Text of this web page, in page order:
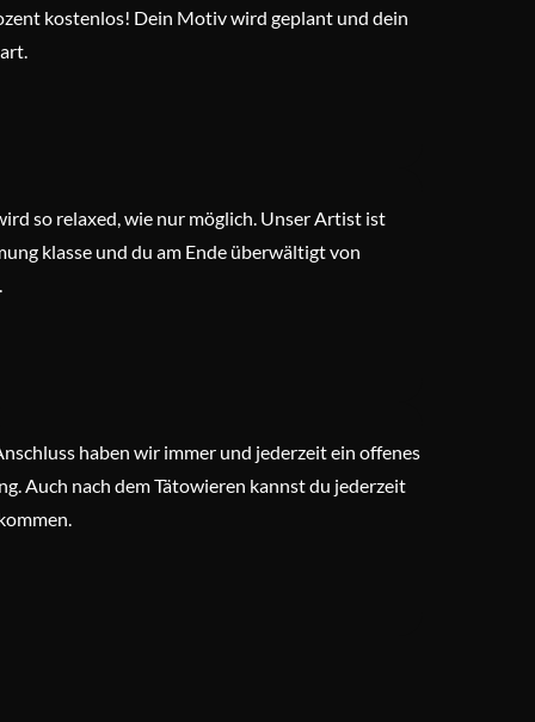
kostenlos! Dein Motiv wird geplant und dein
so relaxed, wie nur möglich. Unser Artist ist
klasse und du am Ende überwältigt von
haben wir immer und jederzeit ein offenes
Auch nach dem Tätowieren kannst du jederzeit